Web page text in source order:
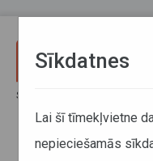
Sākums
Normatīvo aktu
Sīkdatnes
Lai šī tīmekļvietne
nepieciešamās